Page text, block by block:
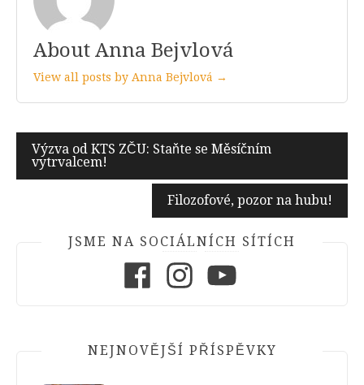
About Anna Bejvlová
View all posts by Anna Bejvlová →
Navigace
pro
Výzva od KTS ZČU: Staňte se Měsíčním
vytrvalcem!
Filozofové, pozor na hubu!
JSME NA SOCIÁLNÍCH SÍTÍCH
NEJNOVĚJŠÍ PŘÍSPĚVKY